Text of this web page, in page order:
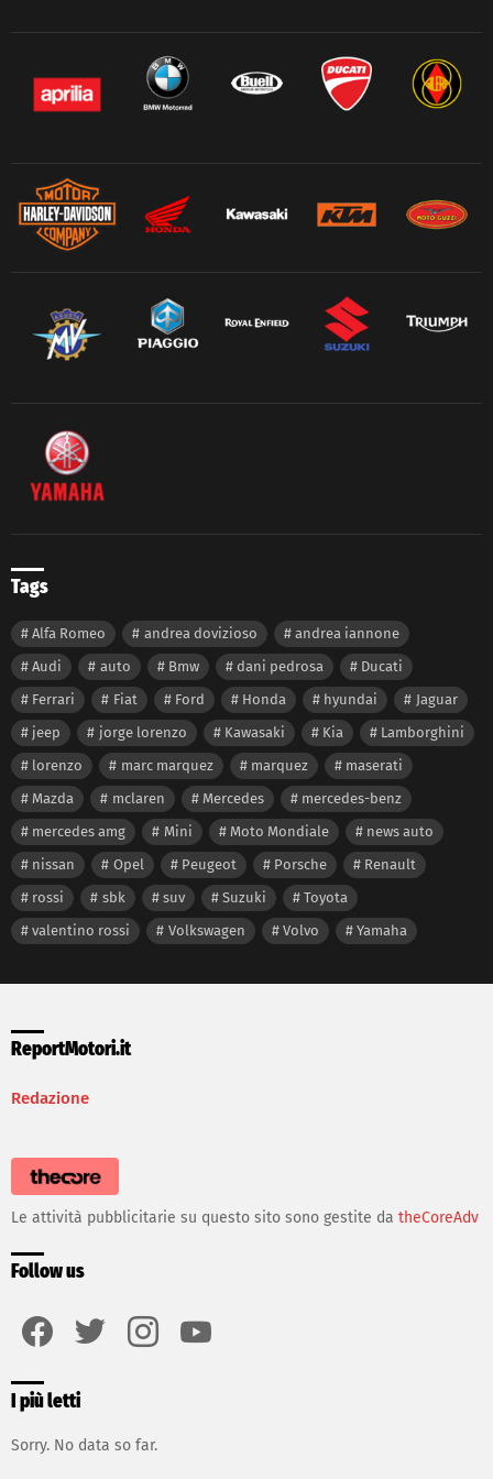
Tags
Alfa Romeo andrea dovizioso
andrea iannone
Audi
auto Bmw dani pedrosa
Ducati
Ferrari
Fiat Ford Honda hyundai
Jaguar
jeep
jorge lorenzo Kawasaki Kia
Lamborghini
lorenzo
marc marquez marquez
maserati
Mazda
mclaren Mercedes
mercedes-benz
mercedes amg
Mini Moto Mondiale
news auto
nissan
Opel Peugeot Porsche
Renault
rossi
sbk suv Suzuki
Toyota
valentino rossi
Volkswagen Volvo Yamaha
ReportMotori.it
Redazione
Le attività pubblicitarie su questo sito sono gestite da theCoreAdv
Follow us
I più letti
Sorry. No data so far.